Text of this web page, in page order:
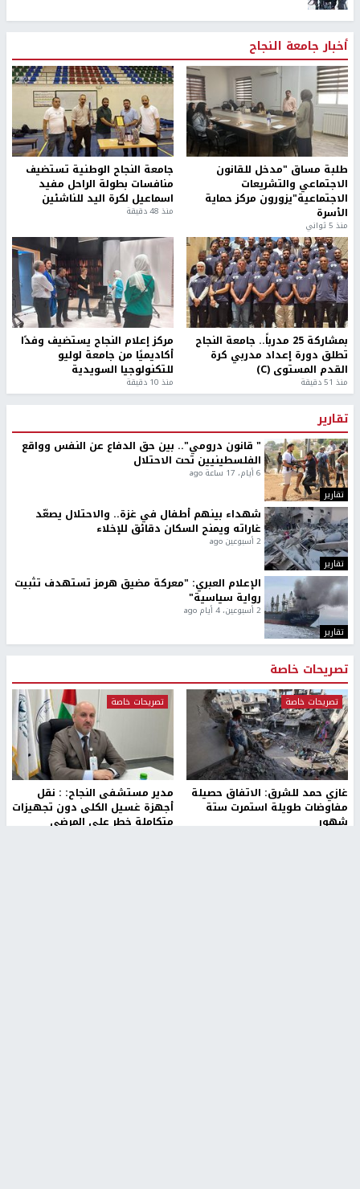
أخبار جامعة النجاح
طلبة مساق "مدخل للقانون
الاجتماعي والتشريعات
الاجتماعية"يزورون مركز حماية
الأسرة
منذ 5 ثواني
جامعة النجاح الوطنية تستضيف
منافسات بطولة الراحل مفيد
اسماعيل لكرة اليد للناشئين
منذ 48 دقيقة
بمشاركة 25 مدرباً.. جامعة النجاح
تطلق دورة إعداد مدربي كرة
القدم المستوى (C)
منذ 51 دقيقة
مركز إعلام النجاح يستضيف وفدًا
أكاديميًا من جامعة لوليو
للتكنولوجيا السويدية
منذ 10 دقيقة
تقارير
تقارير
" قانون درومي".. بين حق الدفاع عن النفس وواقع
الفلسطينيين تحت الاحتلال
6 أيام، 17 ساعة ago
تقارير
شهداء بينهم أطفال في غزة.. والاحتلال يصعّد
غاراته ويمنح السكان دقائق للإخلاء
2 أسبوعين ago
تقارير
الإعلام العبري: "معركة مضيق هرمز تستهدف تثبيت
رواية سياسية"
2 أسبوعين، 4 أيام ago
تصريحات خاصة
تصريحات خاصة
غازي حمد للشرق: الاتفاق حصيلة
مفاوضات طويلة استمرت ستة
شهور
تصريحات خاصة
مدير مستشفى النجاح: : نقل
أجهزة غسيل الكلى دون تجهيزات
متكاملة خطر على المرضى